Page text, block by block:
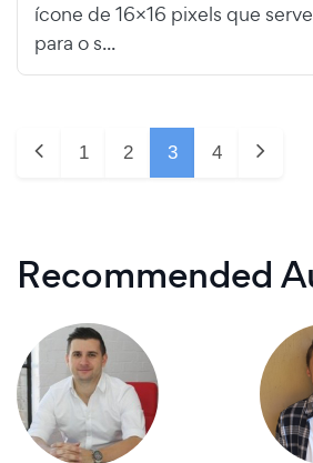
ícone de 16×16 pixels que
para o s...
1 2 3 4
Recommended